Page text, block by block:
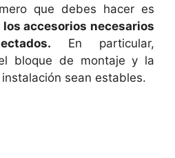
que debes hacer es
accesorios necesarios
En particular,
bloque de montaje y la
sean estables.